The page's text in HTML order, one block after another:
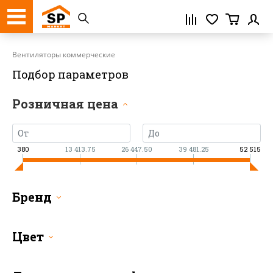
Регистрация
Вентиляторы коммерческие
Подбор параметров
Розничная цена
380 13 413.75 26 447.50 39 481.25 52 515
Бренд
Цвет